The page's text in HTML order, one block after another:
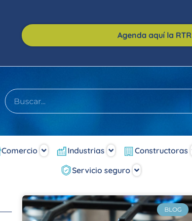
Agenda aquí la RTR
Comercio Industrias Constructoras
Servicio seguro
BLOG